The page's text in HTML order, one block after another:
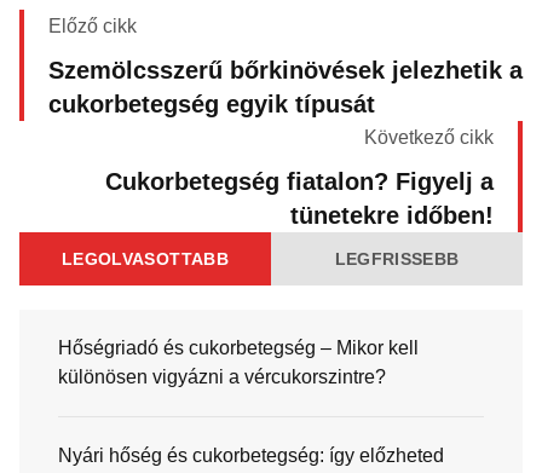
Előző cikk
Szemölcsszerű bőrkinövések jelezhetik a
cukorbetegség egyik típusát
Következő cikk
Cukorbetegség fiatalon? Figyelj a
tünetekre időben!
LEGOLVASOTTABB LEGFRISSEBB
Hőségriadó és cukorbetegség – Mikor kell
különösen vigyázni a vércukorszintre?
Nyári hőség és cukorbetegség: így előzheted